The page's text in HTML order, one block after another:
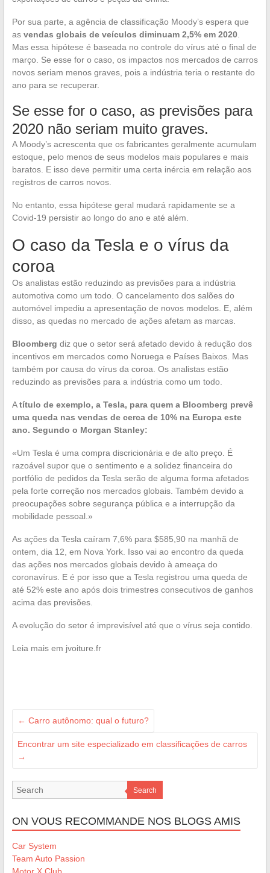
Por sua parte, a agência de classificação Moody’s espera que
as vendas globais de veículos diminuam 2,5% em 2020.
Mas essa hipótese é baseada no controle do vírus até o final de
março. Se esse for o caso, os impactos nos mercados de carros
novos seriam menos graves, pois a indústria teria o restante do
ano para se recuperar.
Se esse for o caso, as previsões para
2020 não seriam muito graves.
A Moody’s acrescenta que os fabricantes geralmente acumulam
estoque, pelo menos de seus modelos mais populares e mais
baratos. E isso deve permitir uma certa inércia em relação aos
registros de carros novos.
No entanto, essa hipótese geral mudará rapidamente se a
Covid-19 persistir ao longo do ano e até além.
O caso da Tesla e o vírus da
coroa
Os analistas estão reduzindo as previsões para a indústria
automotiva como um todo. O cancelamento dos salões do
automóvel impediu a apresentação de novos modelos. E, além
disso, as quedas no mercado de ações afetam as marcas.
Bloomberg diz que o setor será afetado devido à redução dos
incentivos em mercados como Noruega e Países Baixos. Mas
também por causa do vírus da coroa. Os analistas estão
reduzindo as previsões para a indústria como um todo.
Atítulo de exemplo, a Tesla, para quem a Bloomberg prevê
uma queda nas vendas de cerca de 10% na Europa este
ano. Segundo o Morgan Stanley:
«Um Tesla é uma compra discricionária e de alto preço. É
razoável supor que o sentimento e a solidez financeira do
portfólio de pedidos da Tesla serão de alguma forma afetados
pela forte correção nos mercados globais. Também devido a
preocupações sobre segurança pública e a interrupção da
mobilidade pessoal.»
As ações da Tesla caíram 7,6% para $585,90 na manhã de
ontem, dia 12, em Nova York. Isso vai ao encontro da queda
das ações nos mercados globais devido à ameaça do
coronavírus. E é por isso que a Tesla registrou uma queda de
até 52% este ano após dois trimestres consecutivos de ganhos
acima das previsões.
A evolução do setor é imprevisível até que o vírus seja contido.
Leia mais em jvoiture.fr
← Carro autônomo: qual o futuro?
Encontrar um site especializado em classificações de carros
→
Search
ON VOUS RECOMMANDE NOS BLOGS AMIS
Car System
Team Auto Passion